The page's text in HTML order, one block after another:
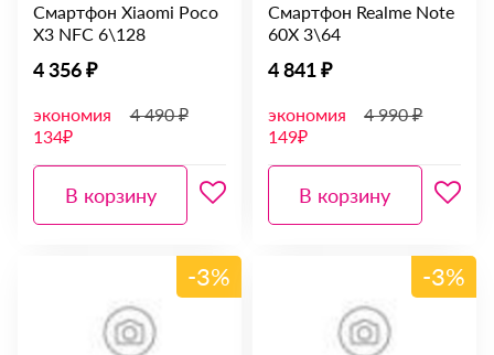
Смартфон Xiaomi Poco
X3 NFC 6\128
4 356 ₽
экономия
134₽
4 490 ₽
В корзину
Смартфон Realme Note
60X 3\64
4 841 ₽
экономия
149₽
4 990 ₽
В корзину
-3% -3%